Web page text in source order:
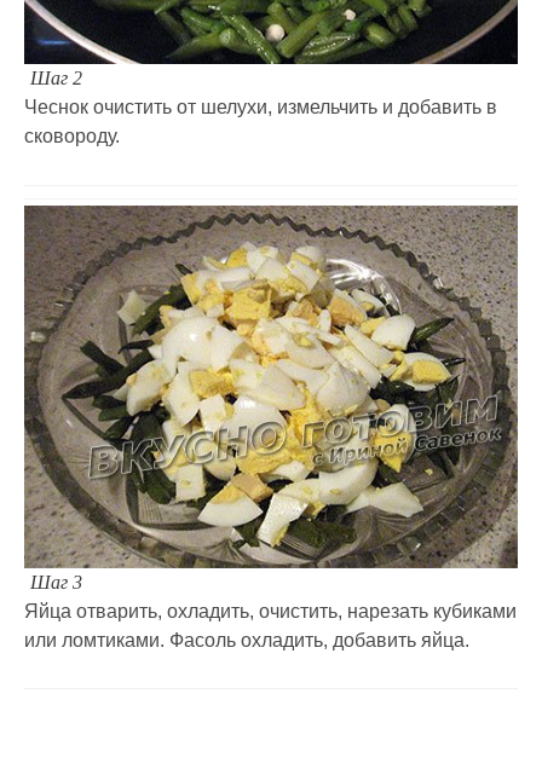
Шаг 2
Чеснок очистить от шелухи, измельчить и добавить в
сковороду.
Шаг 3
Яйца отварить, охладить, очистить, нарезать кубиками
или ломтиками. Фасоль охладить, добавить яйца.